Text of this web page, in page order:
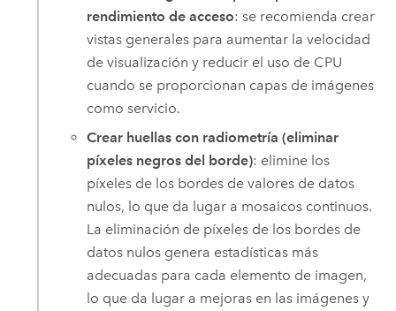
rendimiento de acceso: se recomienda crear
vistas generales para aumentar la velocidad
de visualización y reducir el uso de CPU
cuando se proporcionan capas de imágenes
como servicio.
Crear huellas con radiometría (eliminar
píxeles negros del borde): elimine los
píxeles de los bordes de valores de datos
nulos, lo que da lugar a mosaicos continuos.
La eliminación de píxeles de los bordes de
datos nulos genera estadísticas más
adecuadas para cada elemento de imagen,
lo que da lugar a mejoras en las imágenes y